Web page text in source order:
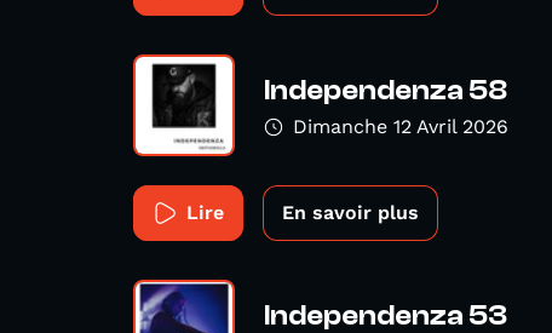
Independenza 58
Dimanche 12 Avril 2026
Lire En savoir plus
Independenza 53